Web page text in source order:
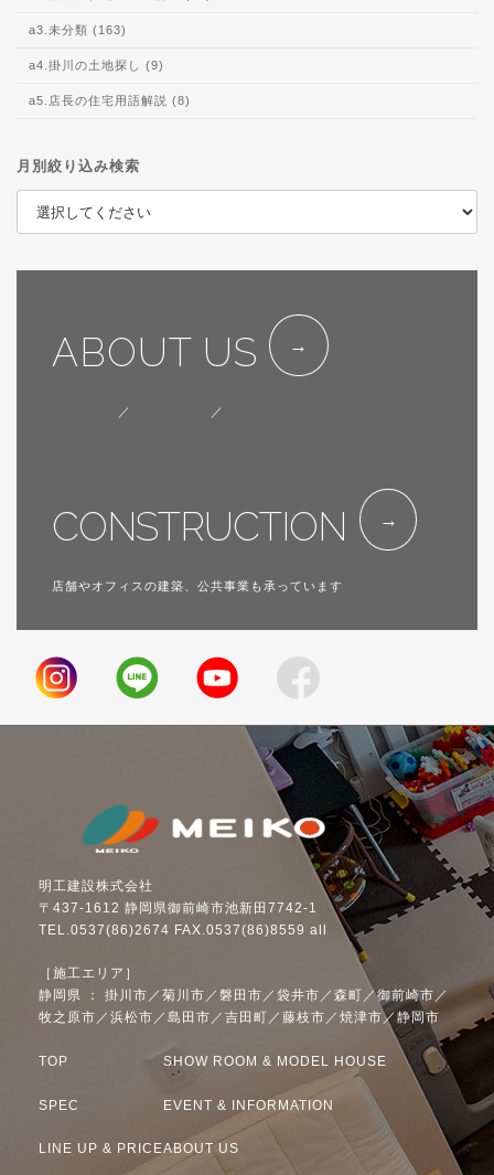
a3.未分類 (163)
a4.掛川の土地探し (9)
a5.店長の住宅用語解説 (8)
月別絞り込み検索
ABOUT US
／ ／
CONSTRUCTION
店舗やオフィスの建築、公共事業も承っています
明工建設株式会社
〒437-1612 静岡県御前崎市池新田7742-1
TEL.0537(86)2674 FAX.0537(86)8559 all
［施工エリア］
静岡県 ： 掛川市／菊川市／磐田市／袋井市／森町／御前崎市／
牧之原市／浜松市／島田市／吉田町／藤枝市／焼津市／静岡市
TOP
SPEC
LINE UP & PRICE
SHOW ROOM & MODEL HOUSE
EVENT & INFORMATION
ABOUT US